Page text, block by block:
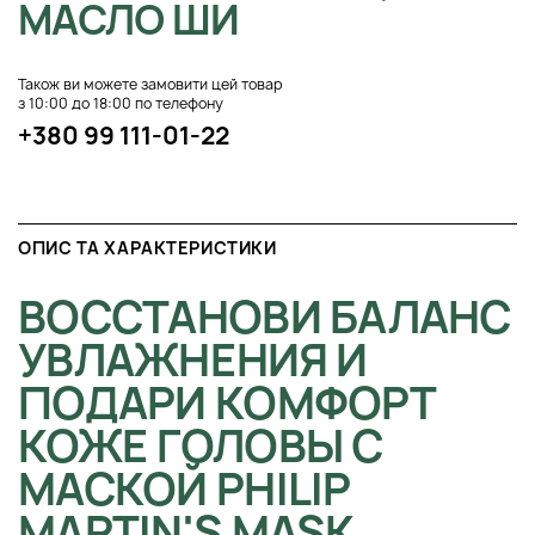
МАСЛО ШИ
Також ви можете замовити цей товар
з 10:00 до 18:00 по телефону
+380 99 111-01-22
ОПИС ТА ХАРАКТЕРИСТИКИ
ВОССТАНОВИ БАЛАНС
УВЛАЖНЕНИЯ И
ПОДАРИ КОМФОРТ
КОЖЕ ГОЛОВЫ С
МАСКОЙ PHILIP